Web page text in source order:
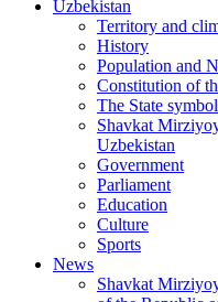
Uzbekistan
Territory and
History
Population and
Constitution of
The State
Shavkat
Uzbekistan
Government
Parliament
Education
Culture
Sports
News
Shavkat